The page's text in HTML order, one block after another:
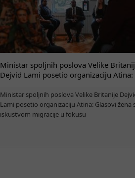
Ministar spoljnih poslova Velike
Dejvid Lami posetio organizaciju Atina:
Ministar spoljnih poslova Velike Britanije
Lami posetio organizaciju Atina: Glasovi žena
iskustvom migracije u fokusu